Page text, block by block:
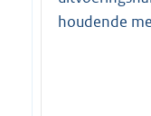
houdende